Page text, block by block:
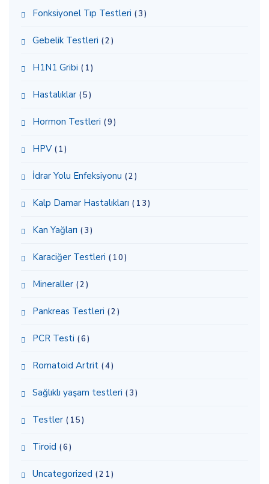
Fonksiyonel Tıp Testleri (3)
Gebelik Testleri (2)
H1N1 Gribi (1)
Hastalıklar (5)
Hormon Testleri (9)
HPV (1)
İdrar Yolu Enfeksiyonu (2)
Kalp Damar Hastalıkları (13)
Kan Yağları (3)
Karaciğer Testleri (10)
Mineraller (2)
Pankreas Testleri (2)
PCR Testi (6)
Romatoid Artrit (4)
Sağlıklı yaşam testleri (3)
Testler (15)
Tiroid (6)
Uncategorized (21)